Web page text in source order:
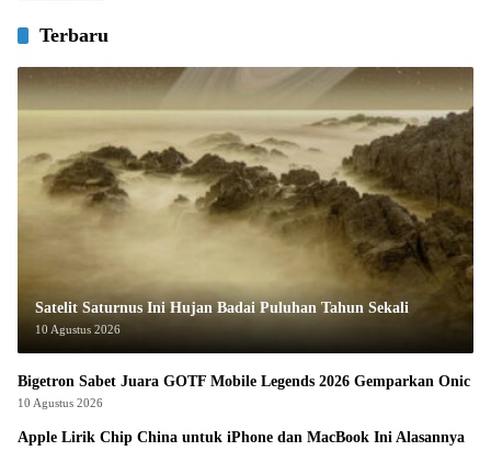
Terbaru
Satelit Saturnus Ini Hujan Badai Puluhan Tahun Sekali
10 Agustus 2026
Bigetron Sabet Juara GOTF Mobile Legends 2026 Gemparkan Onic
10 Agustus 2026
Apple Lirik Chip China untuk iPhone dan MacBook Ini Alasannya